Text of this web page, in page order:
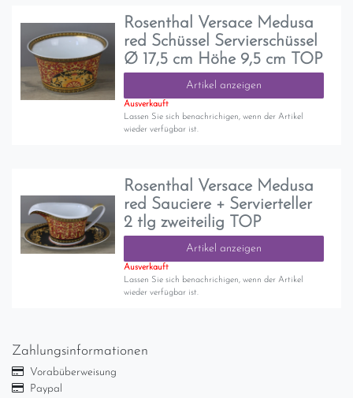
Rosenthal Versace Medusa
red Schüssel Servierschüssel
Ø 17,5 cm Höhe 9,5 cm TOP
Artikel anzeigen
Ausverkauft
Lassen Sie sich benachrichigen, wenn der Artikel
wieder verfügbar ist.
Rosenthal Versace Medusa
red Sauciere + Servierteller
2 tlg zweiteilig TOP
Artikel anzeigen
Ausverkauft
Lassen Sie sich benachrichigen, wenn der Artikel
wieder verfügbar ist.
Zahlungsinformationen
Vorabüberweisung
Paypal